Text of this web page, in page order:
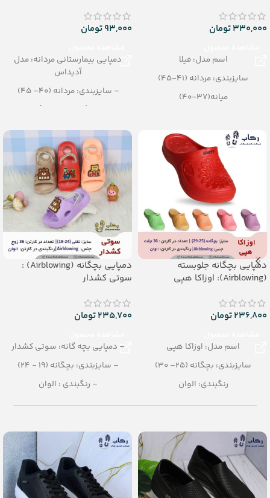
330,000تومان
اسم مدل: فیلا
سایزبندی: مردانه (41-45)
میانه(37-40)
تعداد در کارتن: 24 جفت
جنس: Airblowing
93,000تومان
دمپایی بیمارستانی مردانه: مدل
آدیداس
– سایزبندی: مردانه (40– 45)
– رنگبندی: تک رنگ
– تعداد در کیسه: 110 جفت
– جنس: EVA
دمپایی بچگانه جلوبسته
(Airblowing): اوزاکا هپی
236,800تومان
اسم مدل: اوزاکا هپی
سایزبندی: بچگانه (25– 30)
رنگبندی: الوان
تعداد در کارتن: 36 جفت
دمپایی بچگانه (Airblowing) :
سوتی کشدار
235,700تومان
– دمپایی بچه گانه: سوتی کشدار
– سایزبندی: بچگانه (19 - 24)
– رنگبندی : الوان
– تعداد در کارتن:36 جفت